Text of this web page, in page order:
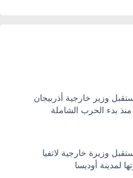
وزير خارجية أذربيجان
بدء الحرب الشاملة
وزيرة خارجية لاتفيا
لمدينة أوديسا